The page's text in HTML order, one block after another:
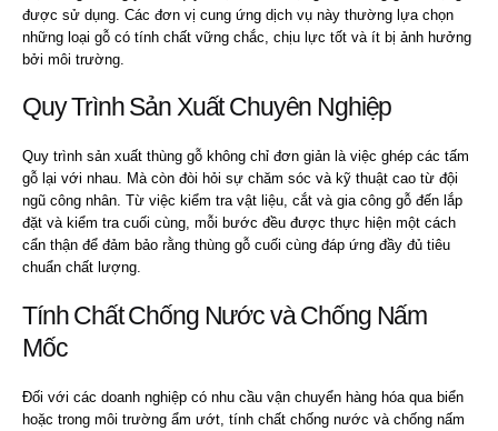
được sử dụng. Các đơn vị cung ứng dịch vụ này thường lựa chọn
những loại gỗ có tính chất vững chắc, chịu lực tốt và ít bị ảnh hưởng
bởi môi trường.
Quy Trình Sản Xuất Chuyên Nghiệp
Quy trình sản xuất thùng gỗ không chỉ đơn giản là việc ghép các tấm
gỗ lại với nhau. Mà còn đòi hỏi sự chăm sóc và kỹ thuật cao từ đội
ngũ công nhân. Từ việc kiểm tra vật liệu, cắt và gia công gỗ đến lắp
đặt và kiểm tra cuối cùng, mỗi bước đều được thực hiện một cách
cẩn thận để đảm bảo rằng thùng gỗ cuối cùng đáp ứng đầy đủ tiêu
chuẩn chất lượng.
Tính Chất Chống Nước và Chống Nấm
Mốc
Đối với các doanh nghiệp có nhu cầu vận chuyển hàng hóa qua biển
hoặc trong môi trường ẩm ướt, tính chất chống nước và chống nấm